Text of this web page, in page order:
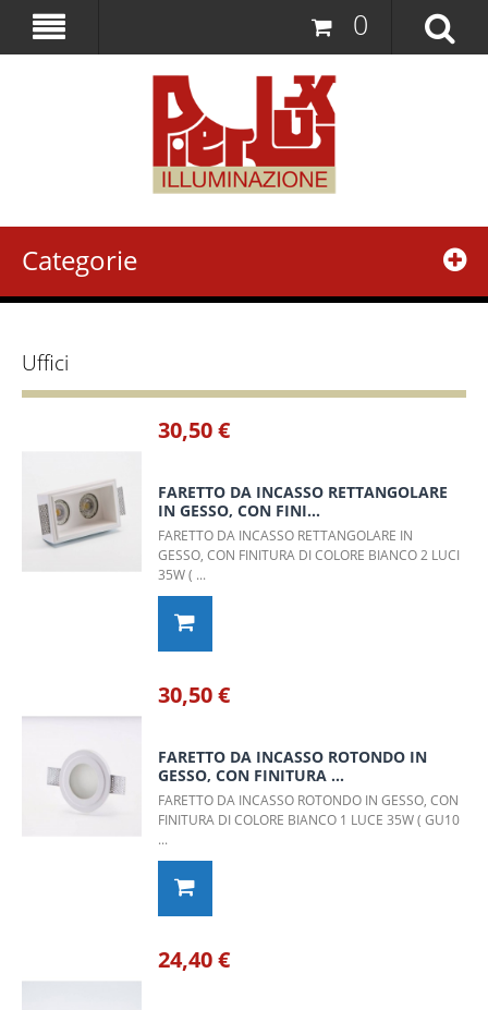
0
Categorie
Uffici
30,50 €
FARETTO DA INCASSO RETTANGOLARE
IN GESSO, CON FINI...
FARETTO DA INCASSO RETTANGOLARE IN
GESSO, CON FINITURA DI COLORE BIANCO 2 LUCI
35W ( ...
30,50 €
FARETTO DA INCASSO ROTONDO IN
GESSO, CON FINITURA ...
FARETTO DA INCASSO ROTONDO IN GESSO, CON
FINITURA DI COLORE BIANCO 1 LUCE 35W ( GU10
...
24,40 €